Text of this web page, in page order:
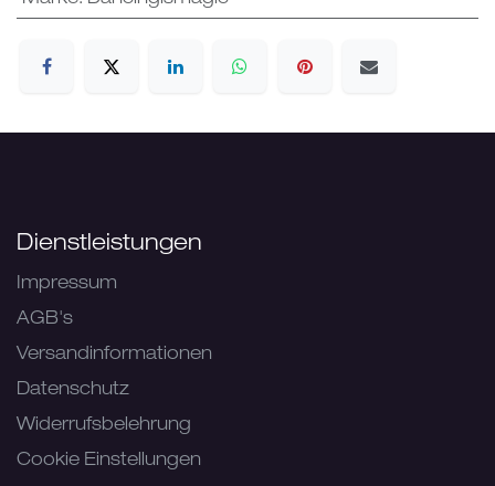
Dienstleistungen
Impressum
AGB's
Versandinformationen
Datenschutz
Widerrufsbelehrung
Cookie Einstellungen